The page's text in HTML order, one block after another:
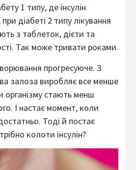
1 типу, де інсулін
діабеті 2 типу лікування
з таблеток, дієти та
Так може тривати роками.
прогресуюче. З
залоза виробляє все менше
організму стають менш
І настає момент, коли
Тоді й постає
колоти інсулін?